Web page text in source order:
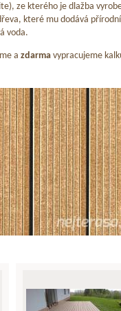
ze kterého je dlažba
které mu dodává přírodní
voda.
a zdarma vypracujeme